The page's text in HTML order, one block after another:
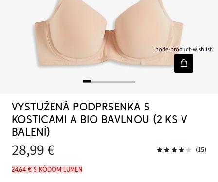
[node-product-wishlist]
VYSTUŽENÁ PODPRSENKA S
KOSTICAMI A BIO BAVLNOU (2 KS V
BALENÍ)
28,99 € (15)
24,64 € s kódom LUMEN